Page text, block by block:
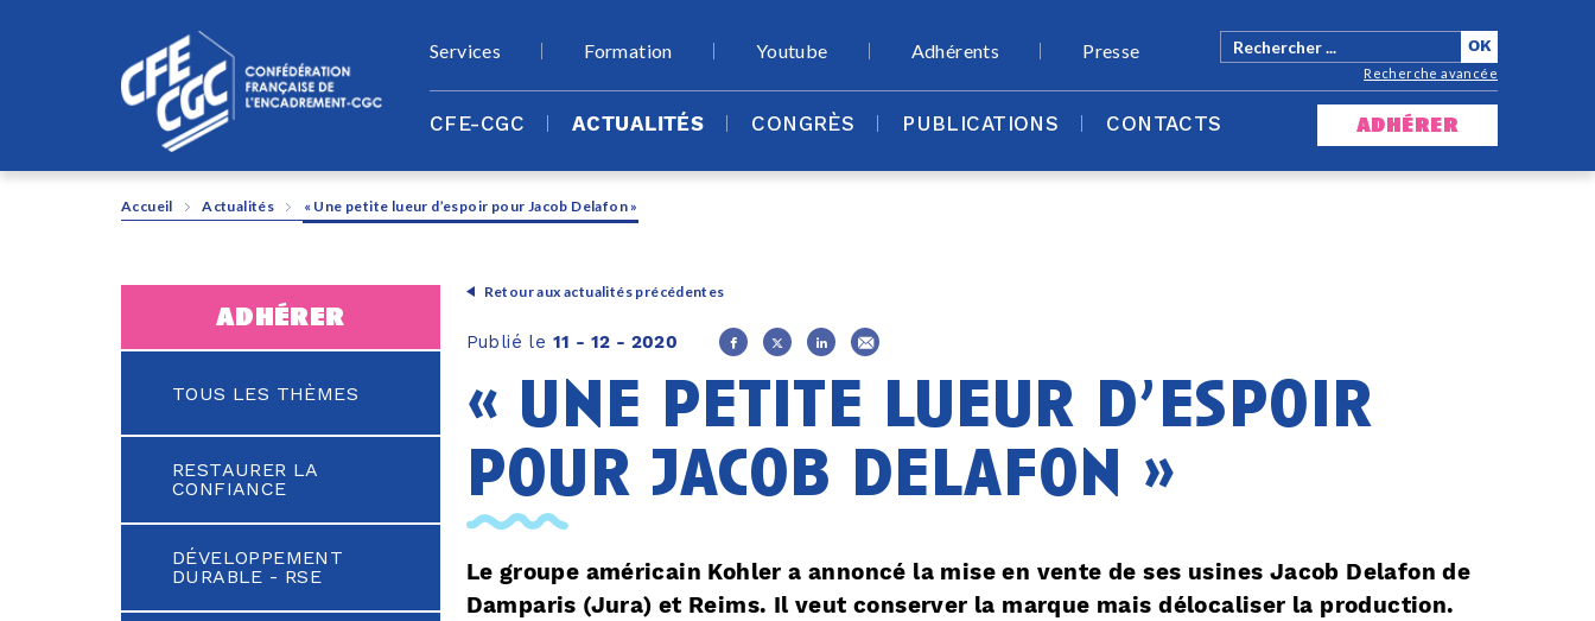
Recherche avancée
CFE-CGC ACTUALITÉS CONGRÈS PUBLICATIONS CONTACTS adhérer
Services Formation Youtube Adhérents Presse
Accueil Actualités « Une petite lueur d’espoir pour Jacob Delafon »
adhérer
TOUS LES THÈMES
RESTAURER LA
CONFIANCE
DÉVELOPPEMENT
DURABLE - RSE
Retour aux actualités précédentes
Publié le 11 - 12 - 2020
« une petite lueur d’espoir
pour jacob delafon »
Le groupe américain Kohler a annoncé la mise en vente de ses usines Jacob Delafon de
Damparis (Jura) et Reims. Il veut conserver la marque mais délocaliser la production.